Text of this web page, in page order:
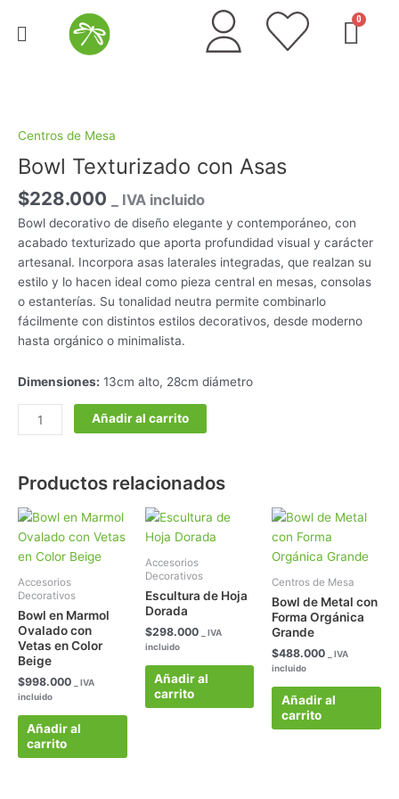
Menú
Centros de Mesa
Bowl Texturizado con Asas
$228.000 _ IVA incluido
Bowl decorativo de diseño elegante y contemporáneo, con
acabado texturizado que aporta profundidad visual y carácter
artesanal. Incorpora asas laterales integradas, que realzan su
estilo y lo hacen ideal como pieza central en mesas, consolas
o estanterías. Su tonalidad neutra permite combinarlo
fácilmente con distintos estilos decorativos, desde moderno
hasta orgánico o minimalista.
Dimensiones: 13cm alto, 28cm diámetro
con
cantidad
Añadir al carrito
Productos relacionados
Accesorios
Decorativos
Bowl en Marmol
Ovalado con
Vetas en Color
Beige
$998.000
_ IVA
incluido
Añadir al
carrito
Accesorios
Decorativos
Escultura de Hoja
Dorada
$298.000
_ IVA
incluido
Añadir al
carrito
Centros de Mesa
Bowl de Metal con
Forma Orgánica
Grande
$488.000
_ IVA
incluido
Añadir al
carrito